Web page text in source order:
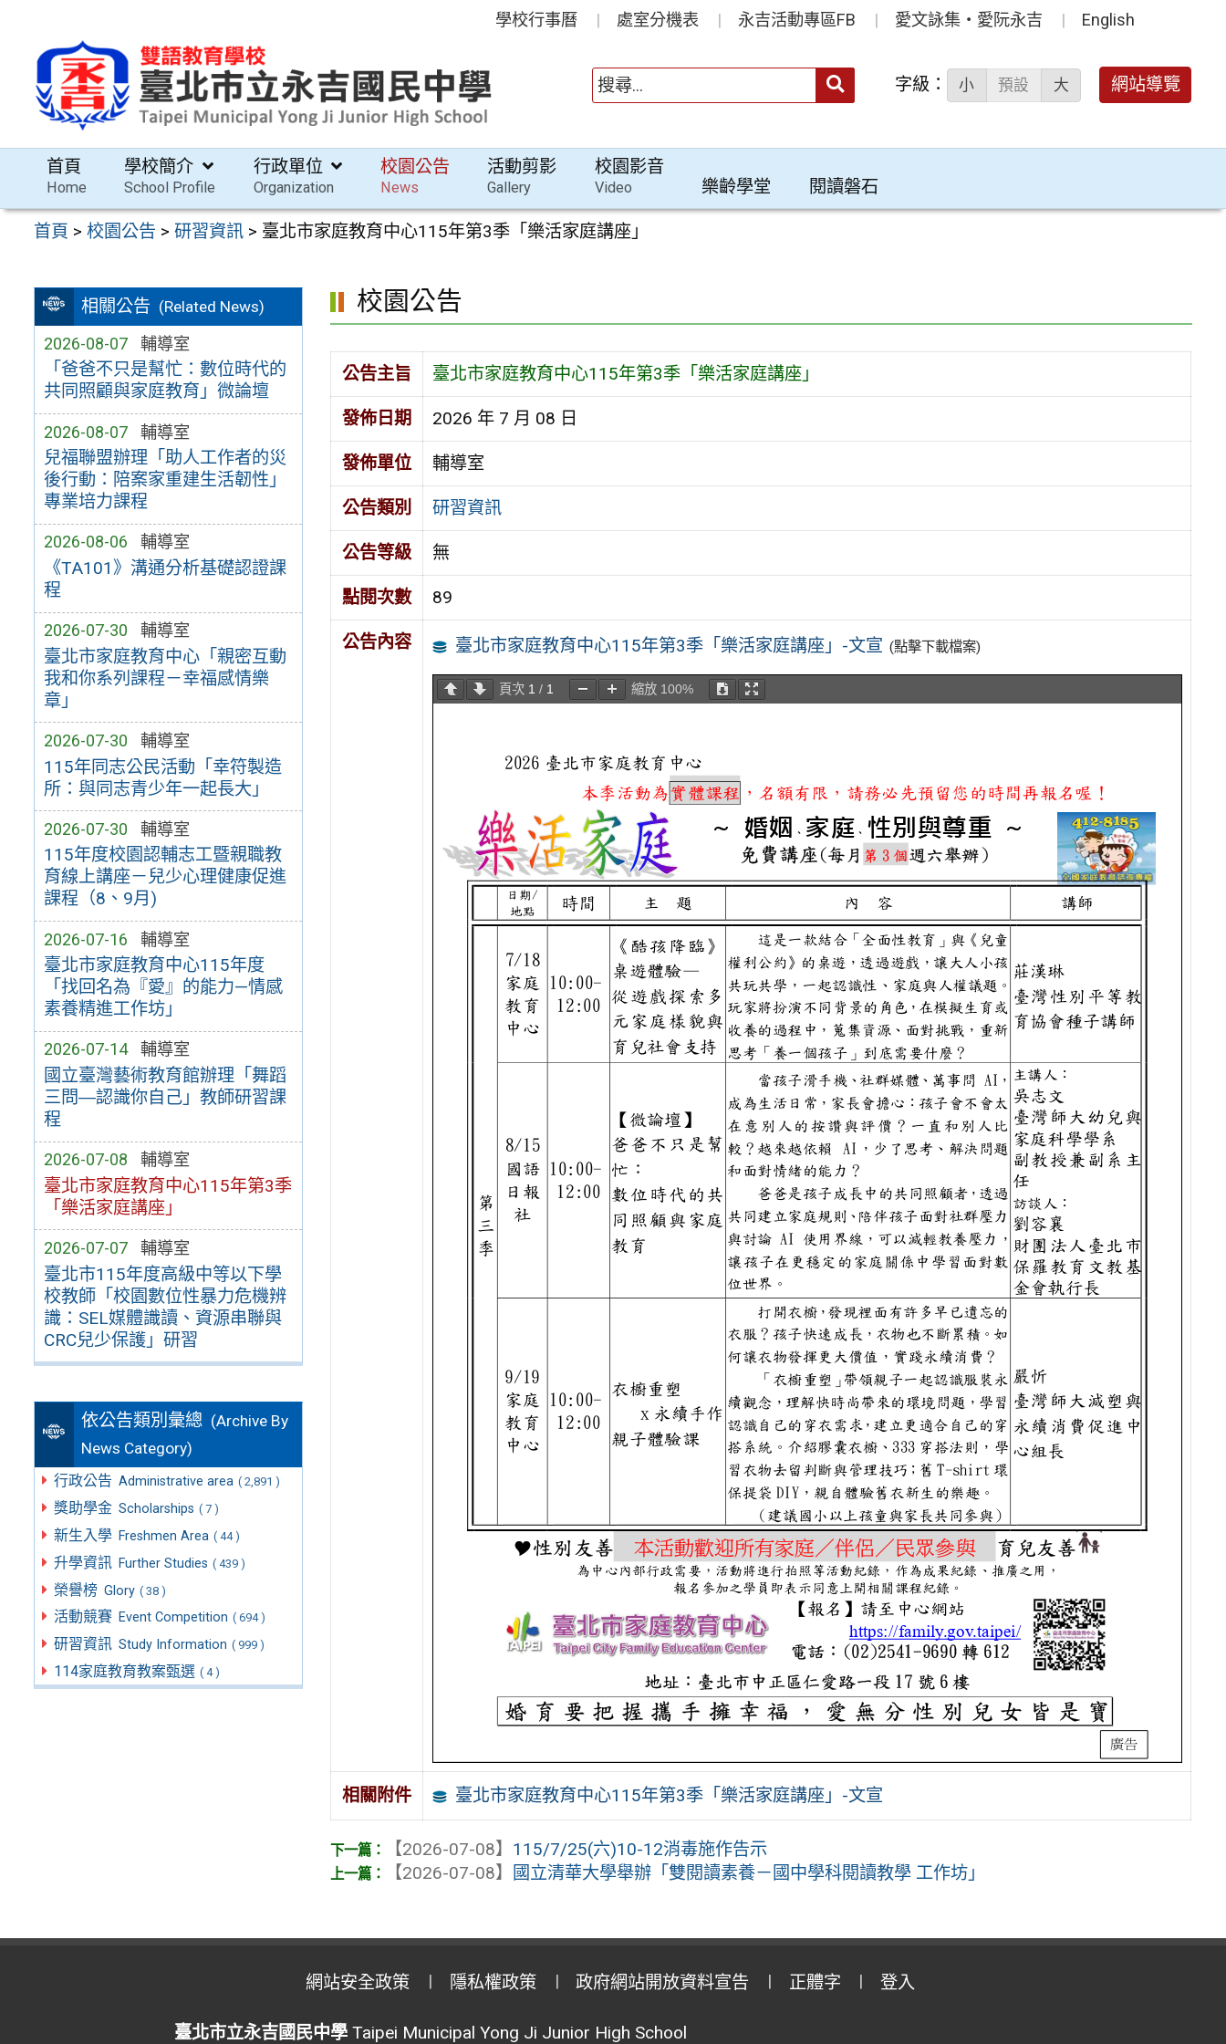
容
學校行事曆 處室分機表 永吉活動專區FB 愛文詠集‧愛阮永吉 English
送出 字級： 小 預設 大 網站導覽
首頁
Home
學校簡介
School Profile
行政單位
Organization
校園公告
News
活動剪影
Gallery
校園影音
Video 樂齡學堂 閱讀磐石
首頁 >校園公告 >研習資訊 > 臺北市家庭教育中心115年第3季「樂活家庭講座」
相關公告 (Related News)
2026-08-07 輔導室
「爸爸不只是幫忙：數位時代的
共同照顧與家庭教育」微論壇
2026-08-07 輔導室
兒福聯盟辦理「助人工作者的災
後行動：陪案家重建生活韌性」
專業培力課程
2026-08-06 輔導室
《TA101》溝通分析基礎認證課
程
2026-07-30 輔導室
臺北市家庭教育中心「親密互動
我和你系列課程－幸福感情樂
章」
2026-07-30 輔導室
115年同志公民活動「幸符製造
所：與同志青少年一起長大」
2026-07-30 輔導室
115年度校園認輔志工暨親職教
育線上講座－兒少心理健康促進
課程（8、9月)
2026-07-16 輔導室
臺北市家庭教育中心115年度
「找回名為『愛』的能力—情感
素養精進工作坊」
2026-07-14 輔導室
國立臺灣藝術教育館辦理「舞蹈
三問―認識你自己」教師研習課
程
2026-07-08 輔導室
臺北市家庭教育中心115年第3季
「樂活家庭講座」
2026-07-07 輔導室
臺北市115年度高級中等以下學
校教師「校園數位性暴力危機辨
識：SEL媒體識讀、資源串聯與
CRC兒少保護」研習
依公告類別彙總 (Archive By
News Category)
行政公告 Administrative area ( 2,891 )
獎助學金 Scholarships ( 7 )
新生入學 Freshmen Area ( 44 )
升學資訊 Further Studies ( 439 )
榮譽榜 Glory ( 38 )
活動競賽 Event Competition ( 694 )
研習資訊 Study Information ( 999 )
114家庭教育教案甄選 ( 4 )
校園公告
公告主旨 臺北市家庭教育中心115年第3季「樂活家庭講座」
發佈日期 2026 年 7 月 08 日
發佈單位 輔導室
公告類別 研習資訊
公告等級 無
點閱次數 89
公告內容 臺北市家庭教育中心115年第3季「樂活家庭講座」-文宣 (點擊下載檔案)
頁次 1 / 1 縮放 100%
相關附件 臺北市家庭教育中心115年第3季「樂活家庭講座」-文宣
【2026-07-08】 115/7/25(六)10-12消毒施作告示
【2026-07-08】
國立清華大學舉辦「雙閱讀素養－國中學科閱讀教學 工作坊」
網站安全政策 隱私權政策 政府網站開放資料宣告 正體字 登入
臺北市立永吉國民中學Taipei Municipal Yong Ji Junior High School